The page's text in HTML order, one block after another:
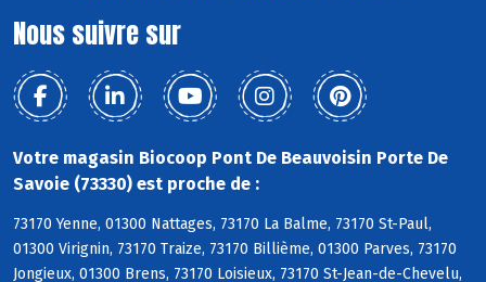
Nous suivre sur
Votre magasin Biocoop Pont De Beauvoisin Porte De
Savoie (73330) est proche de :
73170 Yenne, 01300 Nattages, 73170 La Balme, 73170 St-Paul,
01300 Virignin, 73170 Traize, 73170 Billième, 01300 Parves, 73170
Jongieux, 01300 Brens, 73170 Loisieux, 73170 St-Jean-de-Chevelu,